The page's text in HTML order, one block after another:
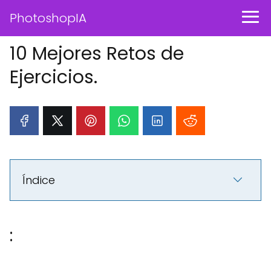
PhotoshopIA
10 Mejores Retos de
Ejercicios.
Índice
: